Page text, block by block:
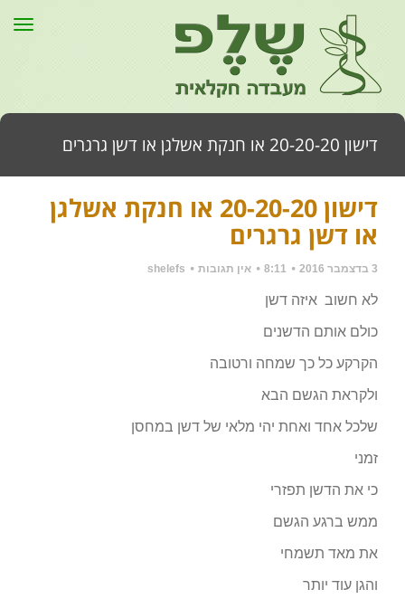
דישון 20-20-20 או חנקת אשלגן או דשן גרגרים
דף הבית » כללי » דישון 20-20-20 או חנקת אשלגן או דשן גרגריםדישון 20-20-20 או חנקת אשלגן
או דשן גרגרים
3 בדצמבר 2016 8:11 אין תגובות shelefs
לא חשוב איזה דשן
כולם אותם הדשנים
הקרקע כל כך שמחה ורטובה
ולקראת הגשם הבא
שלכל אחד ואחת יהי מלאי של דשן במחסן
זמני
כי את הדשן תפזרי
ממש ברגע הגשם
את מאד תשמחי
והגן עוד יותר